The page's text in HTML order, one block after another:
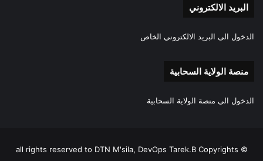
البريد الالكتروني
الدخول الى البريد الالكتروني الخاص
منصة الولاية السحابية
الدخول الى منصة الولاية السحابية
all rights reserved to DTN M'sila, DevOps Tarek.B Copyrights ©